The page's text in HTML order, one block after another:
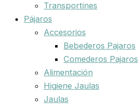
Transportines
Pájaros
Accesorios
Bebederos Pajaros
Comederos Pajaros
Alimentación
Higiene Jaulas
Jaulas